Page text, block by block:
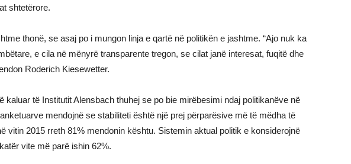
shtetërore.
thonë, se asaj po i mungon linja e qartë në politikën e jashtme. “Ajo nuk ka
e cila në mënyrë transparente tregon, se cilat janë interesat, fuqitë dhe
Roderich Kiesewetter.
kaluar të Institutit Alensbach thuhej se po bie mirëbesimi ndaj politikanëve në
mendojnë se stabiliteti është një prej përparësive më të mëdha të
vitin 2015 rreth 81% mendonin kështu. Sistemin aktual politik e konsiderojnë
vite më parë ishin 62%.